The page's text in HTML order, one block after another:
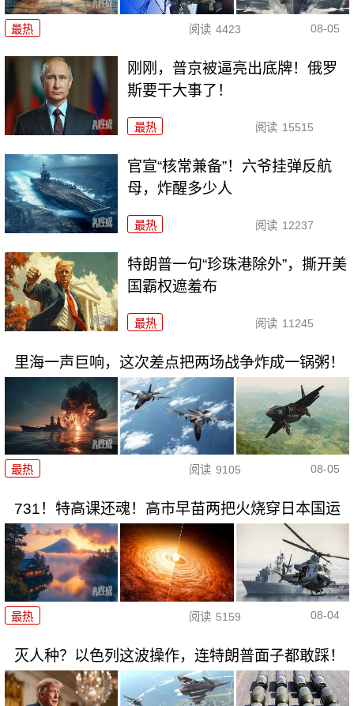
最热 阅读 4423 08-05
刚刚，普京被逼亮出底牌！俄罗
斯要干大事了！
最热 阅读 15515
官宣“核常兼备”！六爷挂弹反航
母，炸醒多少人
最热 阅读 12237
特朗普一句“珍珠港除外”，撕开美
国霸权遮羞布
最热 阅读 11245
里海一声巨响，这次差点把两场战争炸成一锅粥！
最热 阅读 9105 08-05
731！特高课还魂！高市早苗两把火烧穿日本国运
最热 阅读 5159 08-04
灭人种？以色列这波操作，连特朗普面子都敢踩！